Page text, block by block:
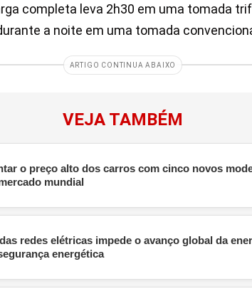
completa leva 2h30 em uma tomada
a noite em uma tomada
ARTIGO CONTINUA ABAIXO
VEJA TAMBÉM
o preço alto dos carros com cinco novos
mundial
redes elétricas impede o avanço global da
energética